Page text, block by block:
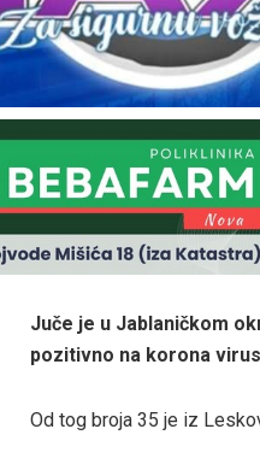
Juče je u Jablaničkom
pozitivno na korona
Od tog broja 35 je iz